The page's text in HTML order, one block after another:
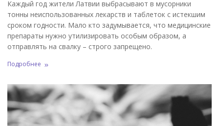
Каждый год жители Латвии выбрасывают в мусорники
тонны неиспользованных лекарств и таблеток с истекшим
сроком годности. Мало кто задумывается, что медицинские
препараты нужно утилизировать особым образом, а
отправлять на свалку – строго запрещено.
Подробнее